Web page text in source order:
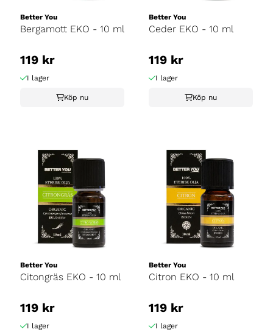
Better You
Bergamott EKO - 10 ml
119 kr
I lager
Köp nu
Better You
Ceder EKO - 10 ml
119 kr
I lager
Köp nu
Better You
Citongräs EKO - 10 ml
119 kr
I lager
Better You
Citron EKO - 10 ml
119 kr
I lager